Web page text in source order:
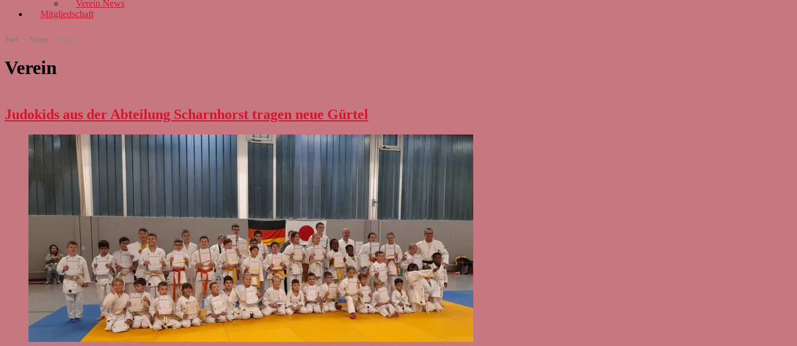
Verein News
Mitgliedschaft
Start - Verein - Seite 3
Verein
Judokids aus der Abteilung Scharnhorst tragen neue Gürtel